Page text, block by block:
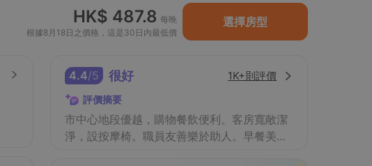
HK$ 487.8 每晚
根據8月18日之價格，這是30日內最低價
選擇房型
4.4/5 很好 1K+則評價
評價摘要
市中心地段優越，購物餐飲便利。客房寬敞潔
淨，設按摩椅。職員友善樂於助人。早餐美